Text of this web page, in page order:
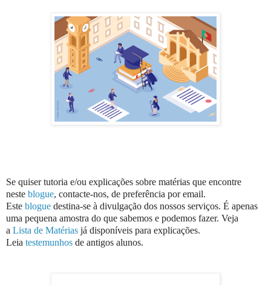
Se quiser tutoria e/ou explicações sobre matérias que encontre
neste blogue, contacte-nos, de preferência por email.
Este blogue destina-se à divulgação dos nossos serviços. É apenas
uma pequena amostra do que sabemos e podemos fazer. Veja
a Lista de Matérias já disponíveis para explicações.
Leia testemunhos de antigos alunos.